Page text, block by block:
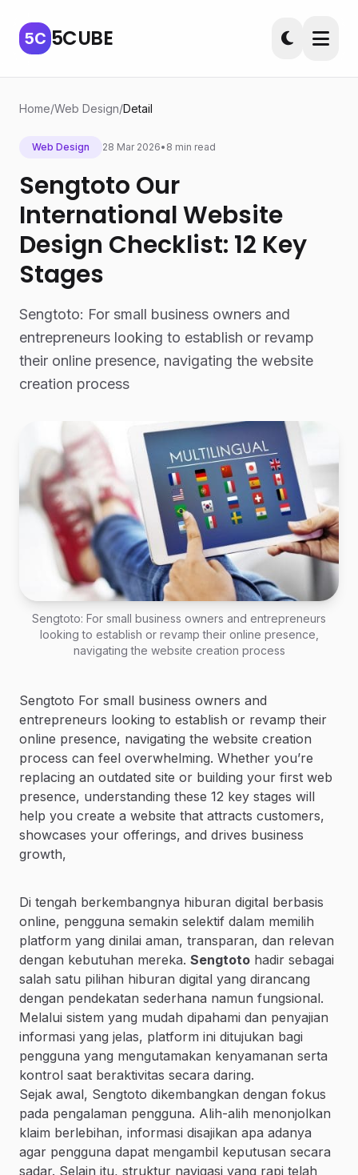
5C 5CUBE
Home/Web Design/Detail
Web Design 28 Mar 2026• 8 min read
Sengtoto Our
International Website
Design Checklist: 12 Key
Stages
Sengtoto: For small business owners and
entrepreneurs looking to establish or revamp
their online presence, navigating the website
creation process
Sengtoto: For small business owners and entrepreneurs
looking to establish or revamp their online presence,
navigating the website creation process
Sengtoto For small business owners and
entrepreneurs looking to establish or revamp their
online presence, navigating the website creation
process can feel overwhelming. Whether you’re
replacing an outdated site or building your first web
presence, understanding these 12 key stages will
help you create a website that attracts customers,
showcases your offerings, and drives business
growth,
Di tengah berkembangnya hiburan digital berbasis
online, pengguna semakin selektif dalam memilih
platform yang dinilai aman, transparan, dan relevan
dengan kebutuhan mereka. Sengtoto hadir sebagai
salah satu pilihan hiburan digital yang dirancang
dengan pendekatan sederhana namun fungsional.
Melalui sistem yang mudah dipahami dan penyajian
informasi yang jelas, platform ini ditujukan bagi
pengguna yang mengutamakan kenyamanan serta
kontrol saat beraktivitas secara daring.
Sejak awal, Sengtoto dikembangkan dengan fokus
pada pengalaman pengguna. Alih-alih menonjolkan
klaim berlebihan, informasi disajikan apa adanya
agar pengguna dapat mengambil keputusan secara
sadar. Selain itu, struktur navigasi yang rapi telah